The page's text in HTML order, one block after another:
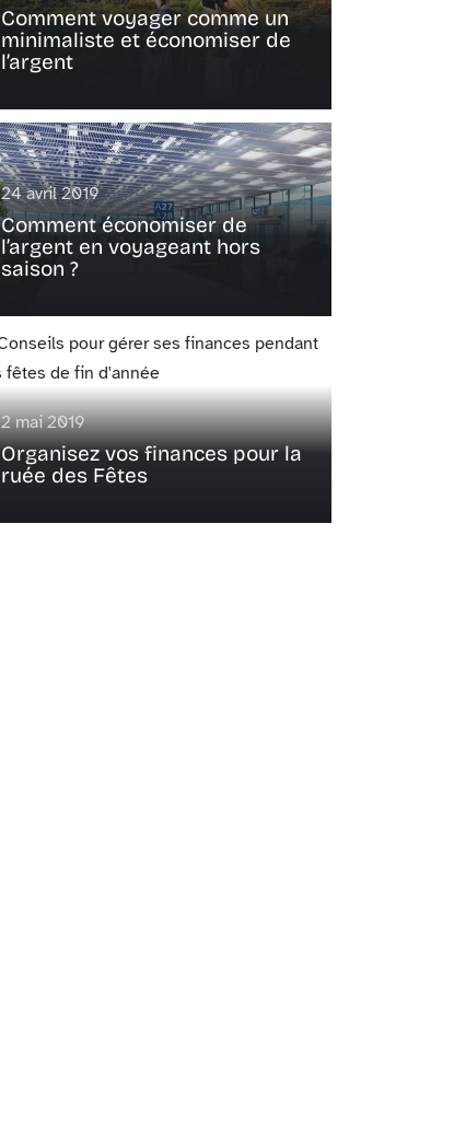
Comment voyager comme un
minimaliste et économiser de
l’argent
24 avril 2019
Comment économiser de
l’argent en voyageant hors
saison ?
2 mai 2019
Organisez vos finances pour la
ruée des Fêtes